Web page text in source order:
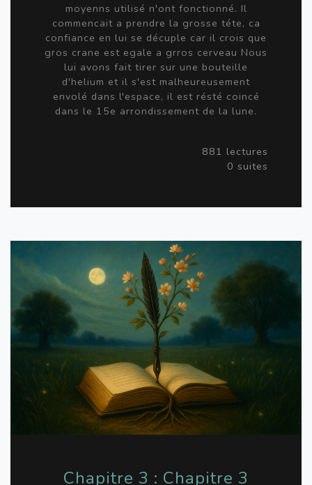
moyenns utilisé n'ont fonctionné. Il
commencait a prendre la grosse téte, ca
confiance en lui se décuple car il crois que
gros crane est egale a grros cerveau Nous
lui avons fait tirer sur une bouteille
d'helium et il s'est malheureusement
envolé dans l'espace, il est résté coincé
dans le 15e arrondissement de la lune.
881 lectures
0 suites
Chapitre 3 : Chapitre 3